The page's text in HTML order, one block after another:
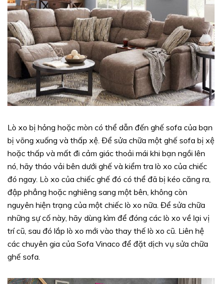
Lò xo bị hỏng hoặc mòn có thể dẫn đến ghế sofa của bạn
bị võng xuống và thấp xệ. Để sửa chữa một ghế sofa bị xệ
hoặc thấp và mất đi cảm giác thoải mái khi bạn ngồi lên
nó, hãy tháo vải bên dưới ghế và kiểm tra lò xo của chiếc
đó ngay. Lò xo của chiếc ghế đó có thể đã bị kéo căng ra,
đập phẳng hoặc nghiêng sang một bên, không còn
nguyên hiện trạng của một chiếc lò xo nữa. Để sửa chữa
những sự cố này, hãy dùng kìm để đóng các lò xo về lại vị
trí cũ, sau đó lắp lò xo mới vào thay thế lò xo cũ. Liên hệ
các chuyên gia của Sofa Vinaco để đặt dịch vụ sửa chữa
ghế sofa.